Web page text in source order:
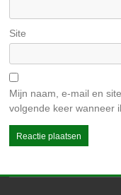
Site
Mijn naam, e-mail en
volgende keer wanneer